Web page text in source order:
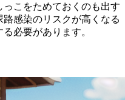
っこをためておくのも出す
感染のリスクが高くなる
必要があります。